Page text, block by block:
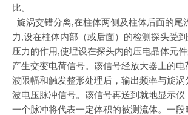
比。
旋涡交错分离,在柱体两侧及柱体后面的尾
力,设在柱体内部（或后面）的检测探头受
压力的作用,使埋设在探头内的压电晶体元
产生交变电荷信号。该信号经放大器上的
波限幅和触发整形处理后，输出频率与旋
波电压脉冲信号。该信号再送到就地显示
一个脉冲将代表一定体积的被测流体。一段